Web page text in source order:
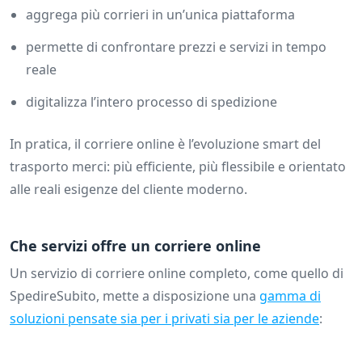
aggrega più corrieri in un’unica piattaforma
permette di confrontare prezzi e servizi in tempo
reale
digitalizza l’intero processo di spedizione
In pratica, il corriere online è l’evoluzione smart del
trasporto merci: più efficiente, più flessibile e orientato
alle reali esigenze del cliente moderno.
Che servizi offre un corriere online
Un servizio di corriere online completo, come quello di
SpedireSubito, mette a disposizione una gamma di
soluzioni pensate sia per i privati sia per le aziende: